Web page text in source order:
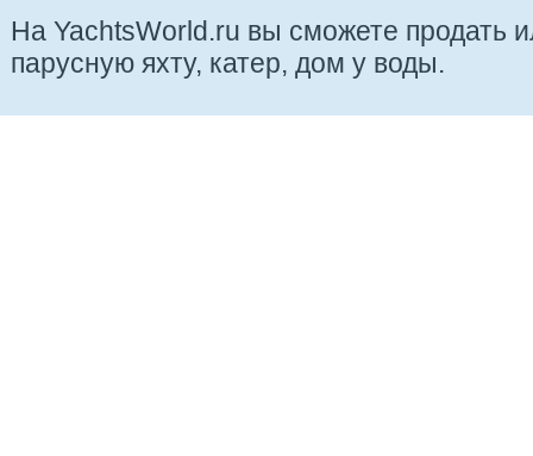
На YachtsWorld.ru вы сможете продать
парусную яхту, катер, дом у воды.